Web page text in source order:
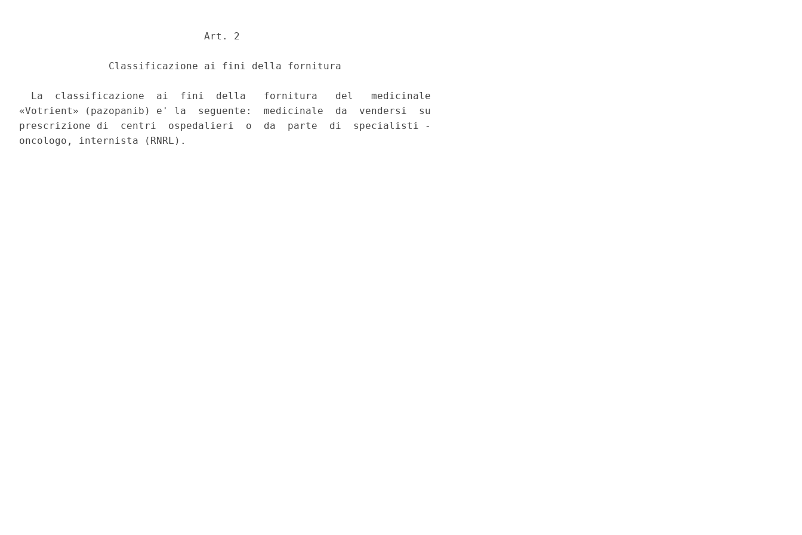
                               Art. 2
               Classificazione ai fini della fornitura
  La  classificazione  ai  fini  della   fornitura   del   medicinale
«Votrient» (pazopanib) e' la  seguente:  medicinale  da  vendersi  su
prescrizione di  centri  ospedalieri  o  da  parte  di  specialisti -